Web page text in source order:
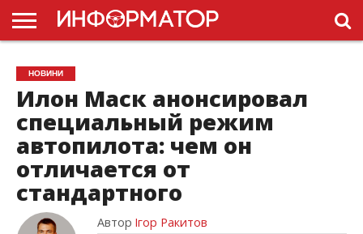
ГОЛОВНА
НОВИНИ
ПДР
УКРАЇНИ
РЕКЛАМА
ПРОЕКТЫ
НОВИНИ
Илон Маск анонсировал
специальный режим
автопилота: чем он
отличается от
стандартного
Автор Ігор Ракитов